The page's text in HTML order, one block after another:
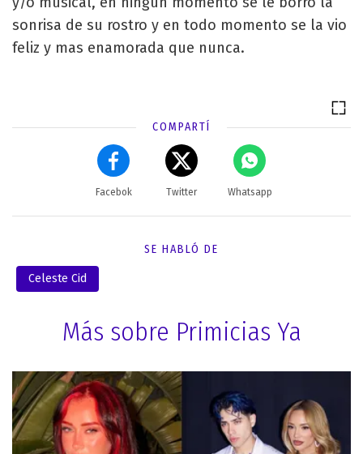
sonrisa de su rostro y en todo momento se la vio
feliz y mas enamorada que nunca.
COMPARTÍ
Facebok Twitter Whatsapp
SE HABLÓ DE
Celeste Cid
Más sobre Primicias Ya